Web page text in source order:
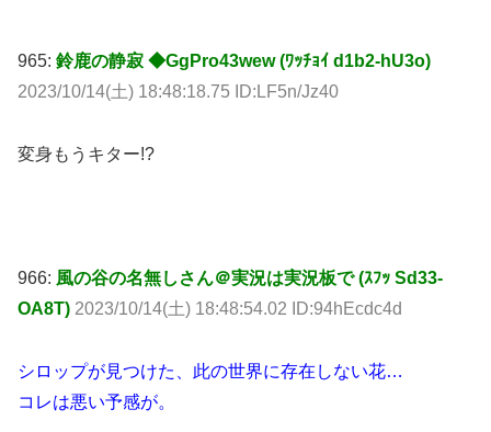
965: 鈴鹿の静寂 ◆GgPro43wew (ﾜｯﾁｮｲ d1b2-hU3o)
2023/10/14(土) 18:48:18.75 ID:LF5n/Jz40
変身もうキター!?
966: 風の谷の名無しさん＠実況は実況板で (ｽﾌｯ Sd33-
OA8T) 2023/10/14(土) 18:48:54.02 ID:94hEcdc4d
シロップが見つけた、此の世界に存在しない花…
コレは悪い予感が。